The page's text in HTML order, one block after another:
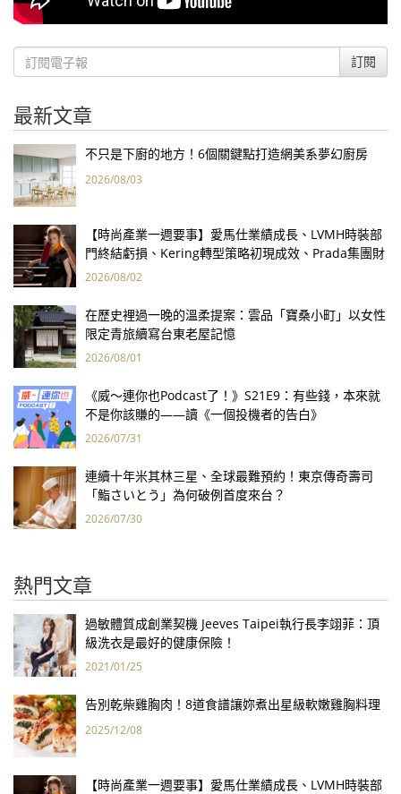
訂閱
最新文章
不只是下廚的地方！6個關鍵點打造網美系夢幻廚房
2026/08/03
【時尚產業一週要事】愛馬仕業績成長、LVMH時裝部
門終結虧損、Kering轉型策略初現成效、Prada集團財
報亮眼
2026/08/02
在歷史裡過一晚的溫柔提案：雲品「寶桑小町」以女性
限定青旅續寫台東老屋記憶
2026/08/01
《威～連你也Podcast了！》S21E9：有些錢，本來就
不是你該賺的——讀《一個投機者的告白》
2026/07/31
連續十年米其林三星、全球最難預約！東京傳奇壽司
「鮨さいとう」為何破例首度來台？
2026/07/30
熱門文章
過敏體質成創業契機 Jeeves Taipei執行長李翊菲：頂
級洗衣是最好的健康保險！
2021/01/25
告別乾柴雞胸肉！8道食譜讓妳煮出星級軟嫩雞胸料理
2025/12/08
【時尚產業一週要事】愛馬仕業績成長、LVMH時裝部